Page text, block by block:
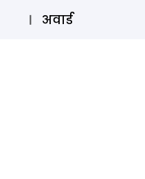
SUBSCRIBE
अवार्ड